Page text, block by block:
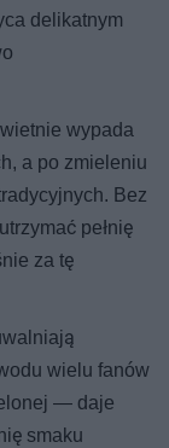
delikatnym
wypada
a po zmieleniu
Bez
pełnię
za tę
wielu fanów
— daje
smaku